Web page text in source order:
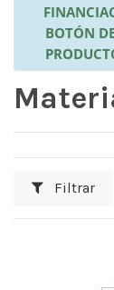
BOTÓN
Filtrar